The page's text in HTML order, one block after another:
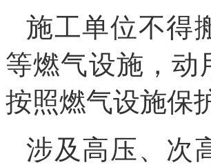
施工单位不得
等燃气设施，动
按照燃气设施保
涉及高压、次